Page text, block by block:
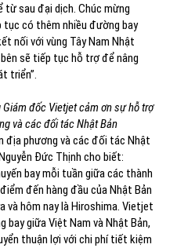
sau đại dịch. Chúc mừng
tục có thêm nhiều đường bay
nối với vùng Tây Nam Nhật
sẽ tiếp tục hỗ trợ để nâng
triển”.
đốc Vietjet cảm ơn sự hỗ trợ
và các đối tác Nhật Bản
địa phương và các đối tác Nhật
Đức Thịnh cho biết:
bay mỗi tuần giữa các thành
đến hàng đầu của Nhật Bản
và hôm nay là Hiroshima. Vietjet
giữa Việt Nam và Nhật Bản,
thuận lợi với chi phí tiết kiệm